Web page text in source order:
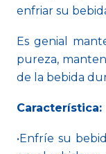
enfriar su
Es genial
pureza,
de la bebida
Característica:
•Enfríe su